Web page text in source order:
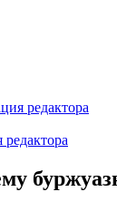
редактора